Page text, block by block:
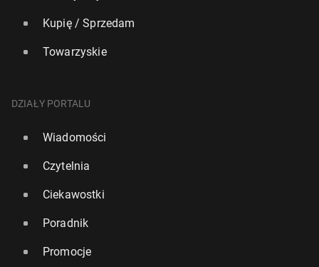
Kupię / Sprzedam
Towarzyskie
DZIAŁY PORTALU
Wiadomości
Czytelnia
Ciekawostki
Poradnik
Promocje